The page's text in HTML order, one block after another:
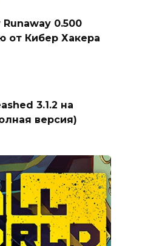
0.500
от Кибер Хакера
3.1.2 на
версия)